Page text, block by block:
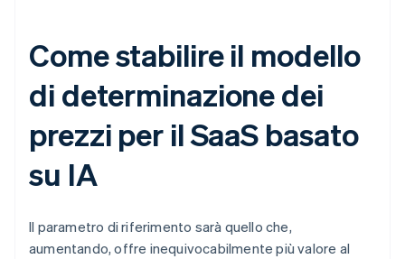
Come stabilire il modello
di determinazione dei
prezzi per il SaaS basato
su IA
Il parametro di riferimento sarà quello che,
aumentando, offre inequivocabilmente più valore al